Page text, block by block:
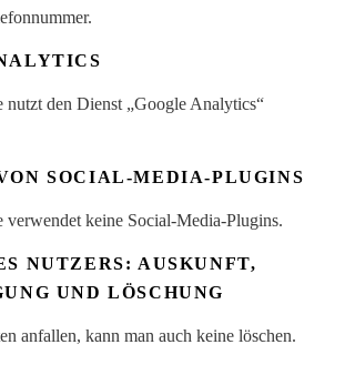
nutzt den Dienst „Google Analytics“
SOCIAL-MEDIA-PLUGINS
verwendet keine Social-Media-Plugins.
NUTZERS: AUSKUNFT,
UND LÖSCHUNG
anfallen, kann man auch keine löschen.